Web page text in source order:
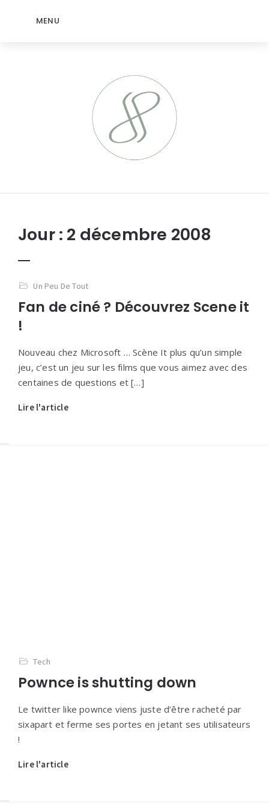
MENU
Jour : 2 décembre 2008
Un Peu De Tout
Fan de ciné ? Découvrez Scene it
!
Nouveau chez Microsoft … Scène It plus qu’un simple
jeu, c’est un jeu sur les films que vous aimez avec des
centaines de questions et […]
Lire l'article
Tech
Pownce is shutting down
Le twitter like pownce viens juste d’être racheté par
sixapart et ferme ses portes en jetant ses utilisateurs
!
Lire l'article